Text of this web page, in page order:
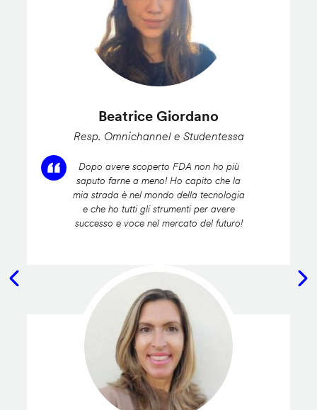
Beatrice Giordano
Resp. Omnichannel e Studentessa
Dopo avere scoperto FDA non ho più
saputo farne a meno! Ho capito che la
mia strada è nel mondo della tecnologia
e che ho tutti gli strumenti per avere
successo e voce nel mercato del futuro!